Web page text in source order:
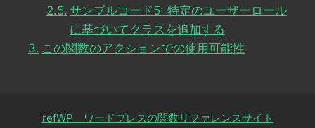
サンプルコード5: 特定のユーザーロール
に基づいてクラスを追加する
この関数のアクションでの使用可能性
refWP ワードプレスの関数リファレンスサイト